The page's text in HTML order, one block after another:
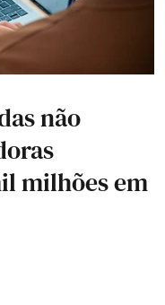
não
milhões em